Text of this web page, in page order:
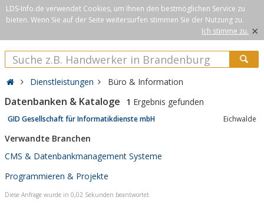
LDS-Info.de verwendet Cookies, um Ihnen den bestmöglichen Service zu
bieten. Wenn Sie auf der Seite weitersurfen stimmen Sie der Nutzung zu.
Ich stimme zu. ×
Dienstleistungen Büro & Information
Datenbanken & Kataloge 1 Ergebnis gefunden
GID Gesellschaft für Informatikdienste mbH Eichwalde
Verwandte Branchen
CMS & Datenbankmanagement Systeme
Programmieren & Projekte
Diese Anfrage wurde in 0,02 Sekunden beantwortet.